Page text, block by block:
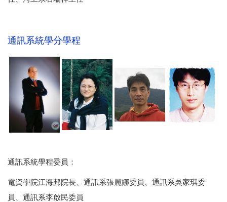
通訊系統學分學程
通訊系統學程委員：
電資學院江海邦院長、通訊系張麗娜委員、通訊系吳家琪委
員、通訊系李啟民委員